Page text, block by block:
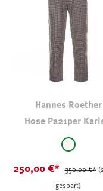
Hannes Roether
Hose Pa21per
auswählen
bunt
250,00 €* 350,00 €*
gespart)